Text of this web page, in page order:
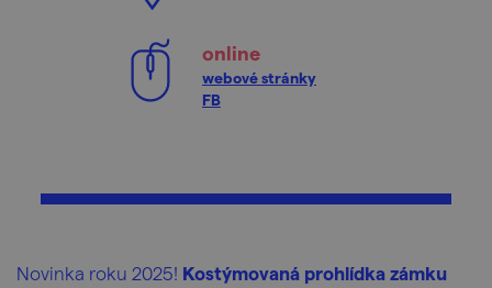
online
webové stránky
FB
Novinka roku 2025! Kostýmovaná prohlídka zámku